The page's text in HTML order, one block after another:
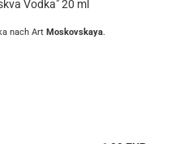
Vodka" 20 ml
nach Art Moskovskaya.